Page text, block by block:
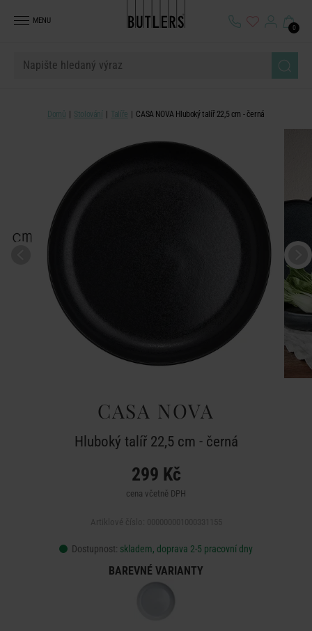
MENU
0
Domů Stolování Talíře CASA NOVA Hluboký talíř 22,5 cm - černá
CASA NOVA
Hluboký talíř 22,5 cm - černá
299 Kč
cena včetně DPH
Dostupnost: skladem, doprava 2-5 pracovní dny
BAREVNÉ VARIANTY